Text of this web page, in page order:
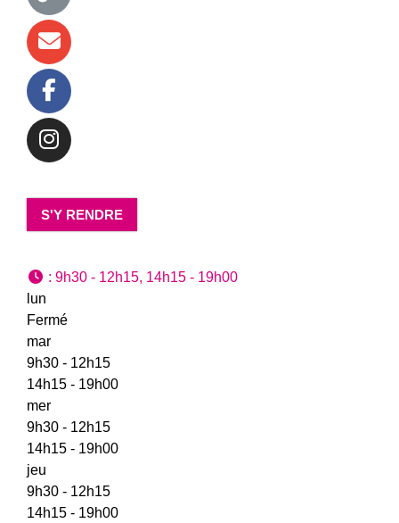
S'Y RENDRE
: 9h30 - 12h15, 14h15 - 19h00
lun
Fermé
mar
9h30 - 12h15
14h15 - 19h00
mer
9h30 - 12h15
14h15 - 19h00
jeu
9h30 - 12h15
14h15 - 19h00